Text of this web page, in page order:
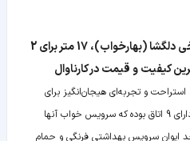
‫‫اجاره روزانه و ماهانه عمارت تاریخی دلگشا (بهارخواب)، 17 متر برای 2
کیفیت و قیمت در کارناوال
استراحت و تجربه‌ای هیجان‌انگیز برای
شماست. بومگردی دلگشا در دو طبقه دارای 9 اتاق بوده که سرویس خواب آنها
سرویس بهداشتی فرنگی و حمام